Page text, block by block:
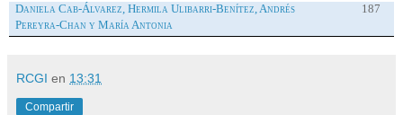
Daniela Cab-Álvarez, Hermila Ulibarri-Benítez, Andrés
Pereyra-Chan y María Antonia
187
RCGI en 13:31
Compartir